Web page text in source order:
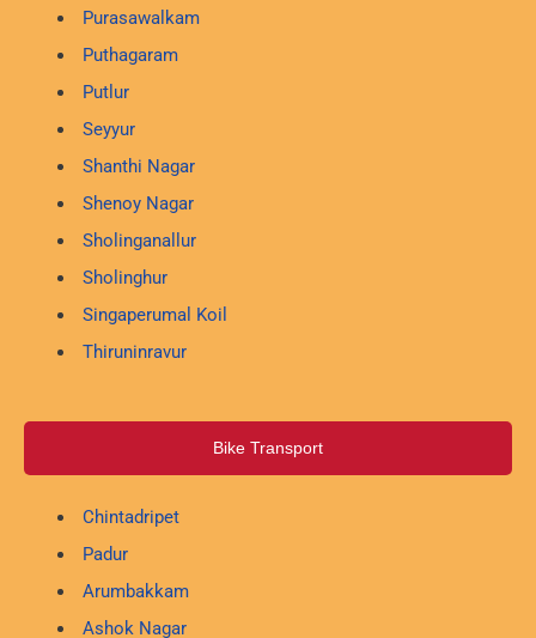
Purasawalkam
Puthagaram
Putlur
Seyyur
Shanthi Nagar
Shenoy Nagar
Sholinganallur
Sholinghur
Singaperumal Koil
Thiruninravur
Bike Transport
Chintadripet
Padur
Arumbakkam
Ashok Nagar